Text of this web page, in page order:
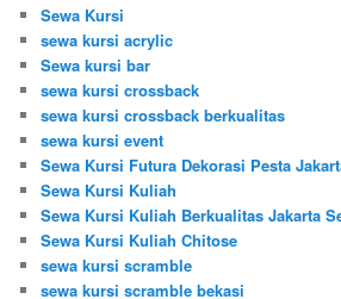
Sewa Kursi
sewa kursi acrylic
Sewa kursi bar
sewa kursi crossback
sewa kursi crossback berkualitas
sewa kursi event
Sewa Kursi Futura Dekorasi Pesta
Sewa Kursi Kuliah
Sewa Kursi Kuliah Berkualitas Jakarta
Sewa Kursi Kuliah Chitose
sewa kursi scramble
sewa kursi scramble bekasi